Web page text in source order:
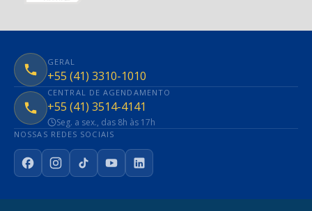
GERAL
+55 (41) 3310-1010
CENTRAL DE AGENDAMENTO
+55 (41) 3514-4141
Seg. a sex., das 8h às 17h
NOSSAS REDES SOCIAIS
FacebookInstagram
TikTokYouTubeLinkedIn